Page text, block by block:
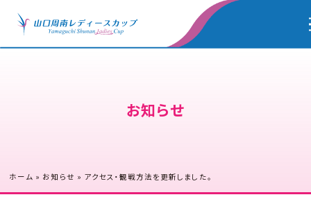
お知らせ
ホーム » お知らせ » アクセス・観戦方法を更新しました。